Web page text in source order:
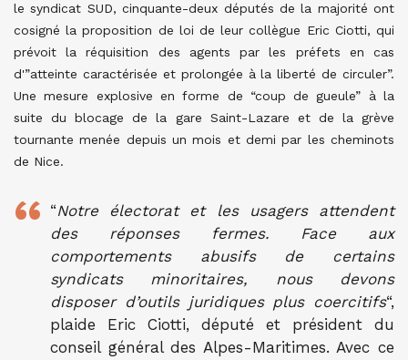
le syndicat SUD, cinquante-deux députés de la majorité ont
cosigné la proposition de loi de leur collègue Eric Ciotti, qui
prévoit la réquisition des agents par les préfets en cas
d'”atteinte caractérisée et prolongée à la liberté de circuler”.
Une mesure explosive en forme de “coup de gueule” à la
suite du blocage de la gare Saint-Lazare et de la grève
tournante menée depuis un mois et demi par les cheminots
de Nice.
“Notre électorat et les usagers attendent
des réponses fermes. Face aux
comportements abusifs de certains
syndicats minoritaires, nous devons
disposer d’outils juridiques plus coercitifs“,
plaide Eric Ciotti, député et président du
conseil général des Alpes-Maritimes. Avec ce